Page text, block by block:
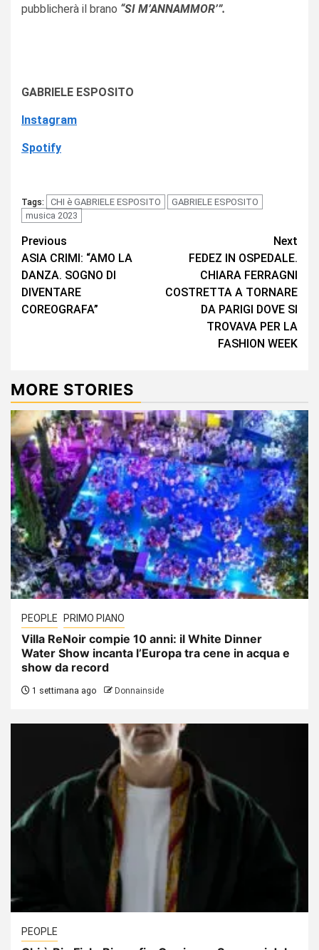
pubblicherà il brano “SI M’ANNAMMOR’”.
GABRIELE ESPOSITO
Instagram
Spotify
Tags: CHI è GABRIELE ESPOSITO
GABRIELE ESPOSITO
musica 2023
Continue
Reading
Previous
ASIA CRIMI: “AMO LA
DANZA. SOGNO DI
DIVENTARE
COREOGRAFA”
Next
FEDEZ IN OSPEDALE.
CHIARA FERRAGNI
COSTRETTA A TORNARE
DA PARIGI DOVE SI
TROVAVA PER LA
FASHION WEEK
MORE STORIES
PEOPLE PRIMO PIANO
Villa ReNoir compie 10 anni: il White Dinner
Water Show incanta l’Europa tra cene in acqua e
show da record
1 settimana ago Donnainside
PEOPLE